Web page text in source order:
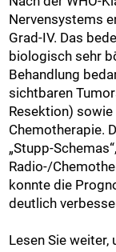
Nervensystems
Grad-IV. Das
biologisch sehr
Behandlung
sichtbaren
Resektion) sowie
Chemotherapie.
„Stupp-
Radio-/
konnte die
deutlich
Lesen Sie weiter,